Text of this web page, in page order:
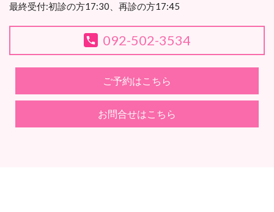
最終受付:初診の方17:30、再診の方17:45
092-502-3534
ご予約はこちら
お問合せはこちら